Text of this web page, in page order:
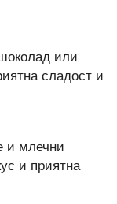
или
сладост и
и млечни
и приятна